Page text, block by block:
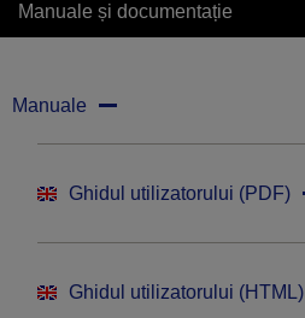
Manuale și documentație
Manuale
Ghidul utilizatorului (PDF)
Ghidul utilizatorului (HTML)